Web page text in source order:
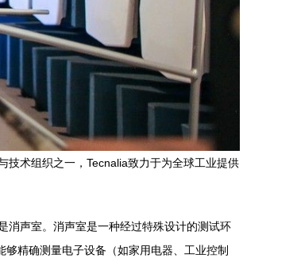
术组织之一，Tecnalia致力于为全球工业提供
消声室。消声室是一种经过特殊设计的测试环
精确测量电子设备（如家用电器、工业控制